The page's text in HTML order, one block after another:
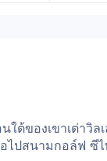
ของเขาเต่าวิล
อไปสนามกอล์ฟ ซี